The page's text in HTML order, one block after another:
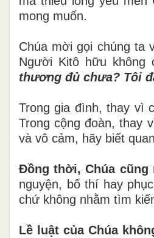
mong muốn.
Chúa mời gọi chúng ta
Người Kitô hữu không
thương đủ chưa? Tôi
Trong gia đình, thay vì
Trong cộng đoàn, thay
và vô cảm, hãy biết
Đồng thời, Chúa
nguyện, bố thí hay
chứ không nhằm tìm
Lề luật của Chúa